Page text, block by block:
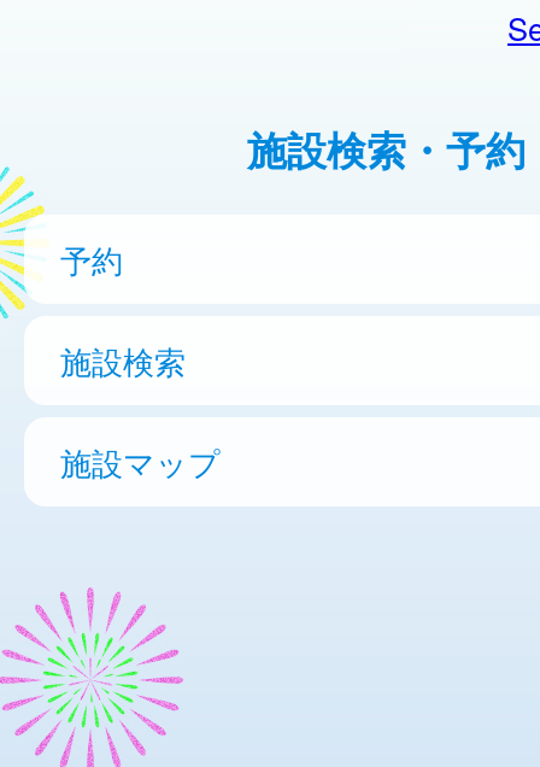
施設検索・予約
予約
施設検索
施設マップ